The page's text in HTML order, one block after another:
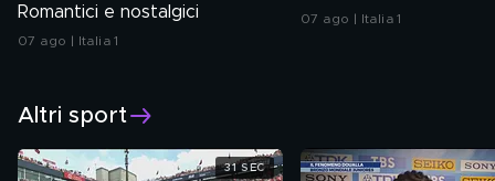
Romantici e nostalgici
07 ago | Italia 1
07 ago | Italia 1
Altri sport
31 SEC